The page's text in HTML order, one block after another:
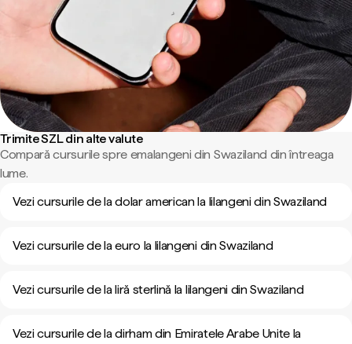
Trimite SZL din alte valute
Compară cursurile spre emalangeni din Swaziland din întreaga
lume.
Vezi cursurile de la dolar american la lilangeni din Swaziland
Vezi cursurile de la euro la lilangeni din Swaziland
Vezi cursurile de la liră sterlină la lilangeni din Swaziland
Vezi cursurile de la dirham din Emiratele Arabe Unite la